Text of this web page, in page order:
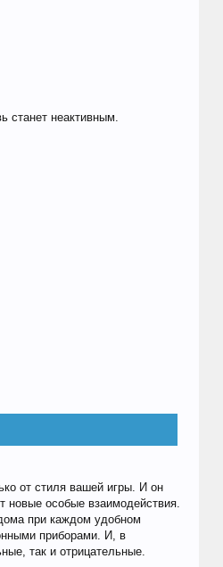
станет неактивным.
от стиля вашей игры. И он
новые особые взаимодействия.
при каждом удобном
приборами. И, в
так и отрицательные.